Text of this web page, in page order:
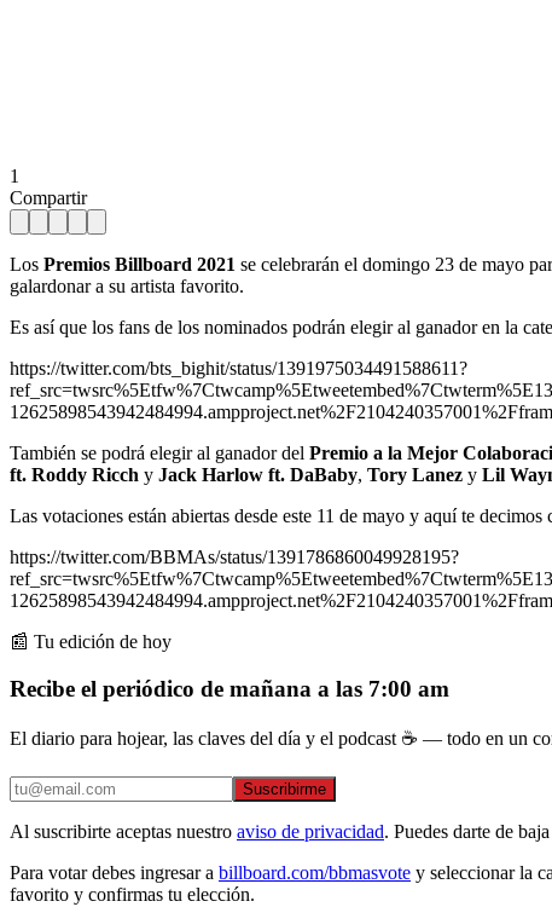
1
Compartir
Los Premios Billboard 2021 se celebrarán el domingo 23 de mayo
galardonar a su artista favorito.
Es así que los fans de los nominados podrán elegir al ganador en la
https://twitter.com/bts_bighit/status/1391975034491588611?
También se podrá elegir al ganador del Premio a la Mejor
ft. Roddy Ricch y Jack Harlow ft. DaBaby, Tory Lanez y Lil
Las votaciones están abiertas desde este 11 de mayo y aquí te
https://twitter.com/BBMAs/status/1391786860049928195?
📰 Tu edición de hoy
Recibe el periódico de mañana a las 7:00 am
El diario para hojear, las claves del día y el podcast ☕ — todo en un
Suscribirme
Al suscribirte aceptas nuestro aviso de privacidad. Puedes darte de
Para votar debes ingresar a billboard.com/bbmasvote y seleccionar la
favorito y confirmas tu elección.